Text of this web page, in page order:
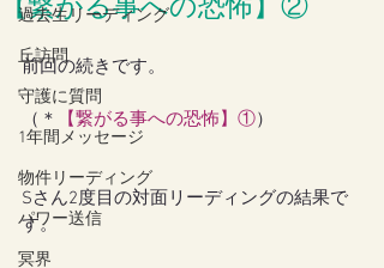
過去生リーディング
丘訪問
守護に質問
1年間メッセージ
物件リーディング
パワー送信
冥界
【繋がる事への恐怖】②
前回の続きです。
（＊ 【繋がる事への恐怖】①）
Sさん2度目の対面リーディングの結果で
す。